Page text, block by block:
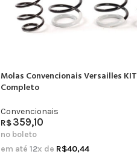
Molas Convencionais Versailles KIT
Completo
Convencionais
R$359,10
no boleto
em até12x de R$40,44